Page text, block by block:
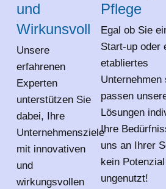
und
Wirkunsvoll
Unsere
erfahrenen
Experten
unterstützen Sie
dabei, Ihre
Unternehmensziele
mit innovativen
und
wirkungsvollen
Pflege
Egal ob Sie
Start-up oder
etabliertes
Unternehmen
passen
Lösungen
Ihre
uns an Ihrer
kein Potenzial
ungenutzt!